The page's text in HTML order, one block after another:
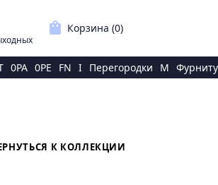
shopping_bag Корзина (0)
0PA 0PE FN I Перегородки M
К КОЛЛЕКЦИИ